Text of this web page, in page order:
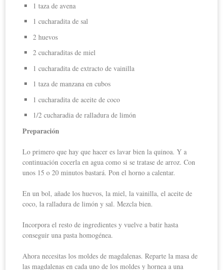
1 taza de avena
1 cucharadita de sal
2 huevos
2 cucharaditas de miel
1 cucharadita de extracto de vainilla
1 taza de manzana en cubos
1 cucharadita de aceite de coco
1/2 cucharadia de ralladura de limón
Preparación
Lo primero que hay que hacer es lavar bien la quinoa. Y a
continuación cocerla en agua como si se tratase de arroz. Con
unos 15 o 20 minutos bastará. Pon el horno a calentar.
En un bol, añade los huevos, la miel, la vainilla, el aceite de
coco, la ralladura de limón y sal. Mezcla bien.
Incorpora el resto de ingredientes y vuelve a batir hasta
conseguir una pasta homogénea.
Ahora necesitas los moldes de magdalenas. Reparte la masa de
las magdalenas en cada uno de los moldes y hornea a una